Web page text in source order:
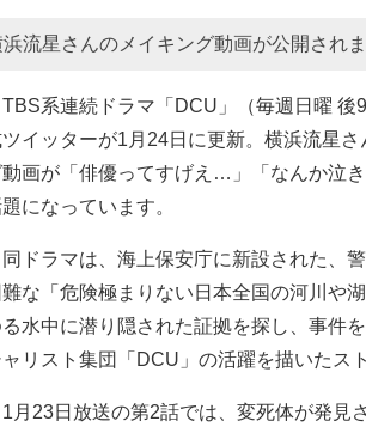
流星さんのメイキング動画が公開されま
系連続ドラマ「DCU」（毎週日曜 後
イッターが1月24日に更新。横浜流星さ
動画が「俳優ってすげえ…」「なんか泣
になっています。
ドラマは、海上保安庁に新設された、
難な「危険極まりない日本全国の河川や
る水中に潜り隠された証拠を探し、事件
ャリスト集団「DCU」の活躍を描いたス
月23日放送の第2話では、変死体が発見